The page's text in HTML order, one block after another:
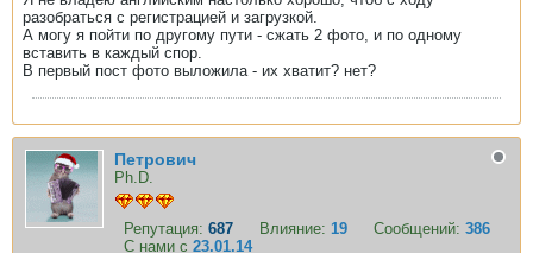
разобраться с регистрацией и загрузкой.
А могу я пойти по другому пути - сжать 2 фото, и по одному
вставить в каждый спор.
В первый пост фото выложила - их хватит? нет?
Петрович
Ph.D.
Репутация: 687 Влияние: 19 Сообщений: 386
С нами с 23.01.14